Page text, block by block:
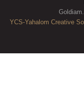
YCS-Yahalom Creative